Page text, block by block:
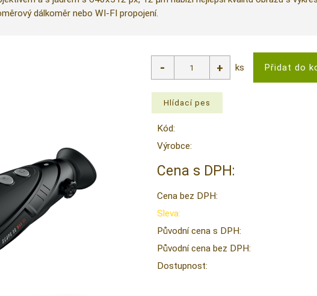
dálkoměr nebo WI-FI propojení.
ks
Kód:
Výrobce:
Cena s DPH:
Cena bez DPH:
Sleva:
Původní cena s DPH:
Původní cena bez DPH:
Dostupnost: